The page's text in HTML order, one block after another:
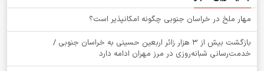
‌مهار ملخ در خراسان جنوبی چگونه امکانپذیر است؟
بازگشت بیش از ۳ هزار زائر اربعین حسینی به خراسان جنوبی /
خدمت‌رسانی شبانه‌روزی در مرز مهران ادامه دارد